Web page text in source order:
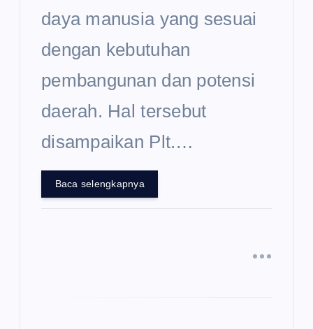
daya manusia yang sesuai
dengan kebutuhan
pembangunan dan potensi
daerah. Hal tersebut
disampaikan Plt.…
Baca selengkapnya